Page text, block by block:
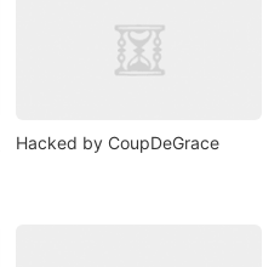
Hacked by CoupDeGrace